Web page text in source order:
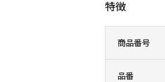
商品番号
品番
特徴